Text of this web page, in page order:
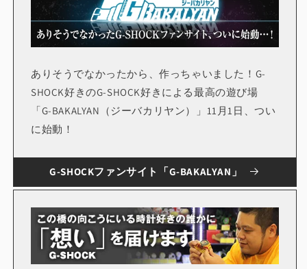
ありそうでなかったから、作っちゃいました！G-
SHOCK好きのG-SHOCK好きによる最高の遊び場
「G-BAKALYAN（ジーバカリヤン）」11月1日、つい
に始動！
G-SHOCKファンサイト「G-BAKALYAN」